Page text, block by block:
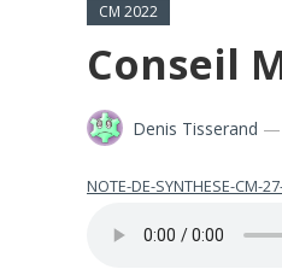
CM 2022
Conseil
Denis Tisserand —
NOTE-DE-SYNTHESE-CM-